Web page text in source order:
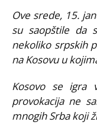
Ove srede, 15.
su saopštile da
nekoliko srpskih
na Kosovu u
Kosovo se igra
provokacija ne
mnogih Srba koji